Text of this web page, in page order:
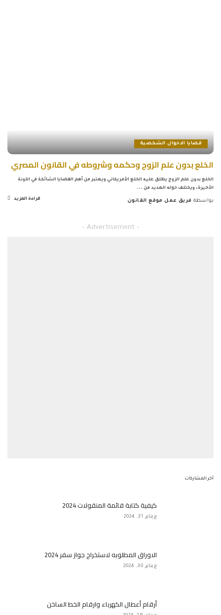
قضايا الاحوال الشخصية
الخلع بدون علم الزوج وحكمه وشروطه في القانون المصري
الخلع بدون علم الزوج يطلق عليه الخلع الأمريكاني ويعتبر من أهم القضايا الشائكة في الآونة
الأخيرة، ويختلف حوله العديد من ...
Posted
بواسطة فريق عمل موقع القانون قراءة المزيد
– Advertisement –
آخر المشاركات
كيفية كتابة قائمة المنقولات 2024
يناير 31, 2024
الاوراق المطلوبه لاستخراج جواز سفر 2024
يناير 30, 2024
أرقام أعطال الكهرباء وارقام الخط الساخن